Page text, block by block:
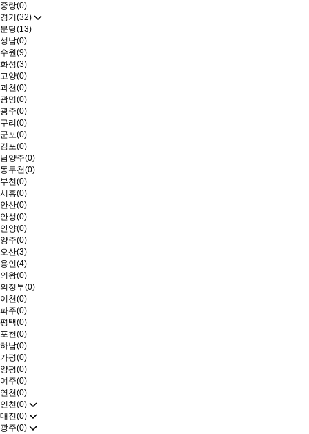
중랑(0)
경기(32)
분당(13)
성남(0)
수원(9)
화성(3)
고양(0)
과천(0)
광명(0)
광주(0)
구리(0)
군포(0)
김포(0)
남양주(0)
동두천(0)
부천(0)
시흥(0)
안산(0)
안성(0)
안양(0)
양주(0)
오산(3)
용인(4)
의왕(0)
의정부(0)
이천(0)
파주(0)
평택(0)
포천(0)
하남(0)
가평(0)
양평(0)
여주(0)
연천(0)
인천(0)
대전(0)
광주(0)